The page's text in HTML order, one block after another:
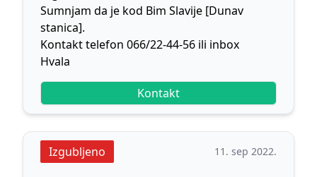
Sumnjam da je kod Bim Slavije [Dunav
stanica].
Kontakt telefon 066/22-44-56 ili inbox
Hvala
Kontakt
Izgubljeno 11. sep 2022.